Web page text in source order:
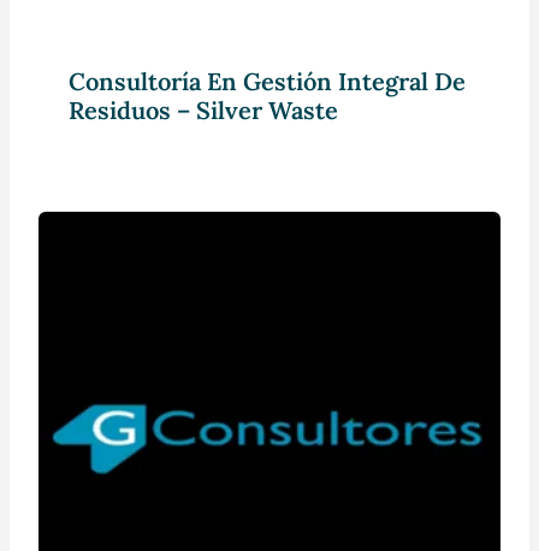
Consultoría En Gestión Integral De
Residuos – Silver Waste